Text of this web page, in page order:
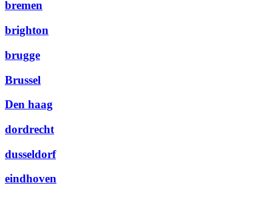
bremen
brighton
brugge
Brussel
Den haag
dordrecht
dusseldorf
eindhoven